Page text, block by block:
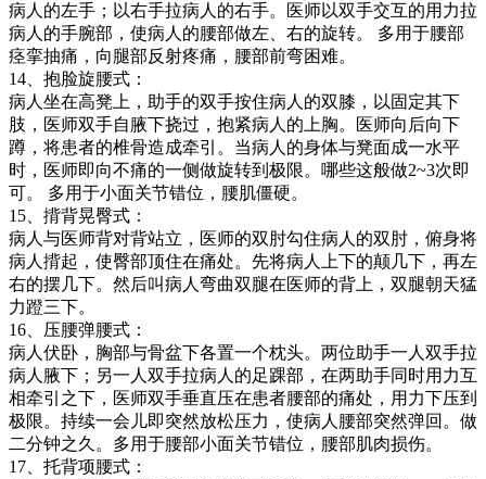
病人的左手；以右手拉病人的右手。医师以双手交互的用力拉
病人的手腕部，使病人的腰部做左、右的旋转。 多用于腰部
痉挛抽痛，向腿部反射疼痛，腰部前弯困难。
14、抱脸旋腰式：
病人坐在高凳上，助手的双手按住病人的双膝，以固定其下
肢，医师双手自腋下挠过，抱紧病人的上胸。医师向后向下
蹲，将患者的椎骨造成牵引。当病人的身体与凳面成一水平
时，医师即向不痛的一侧做旋转到极限。哪些这般做2~3次即
可。 多用于小面关节错位，腰肌僵硬。
15、揹背晃臀式：
病人与医师背对背站立，医师的双肘勾住病人的双肘，俯身将
病人揹起，使臀部顶住在痛处。先将病人上下的颠几下，再左
右的摆几下。然后叫病人弯曲双腿在医师的背上，双腿朝天猛
力蹬三下。
16、压腰弹腰式：
病人伏卧，胸部与骨盆下各置一个枕头。两位助手一人双手拉
病人腋下；另一人双手拉病人的足踝部，在两助手同时用力互
相牵引之下，医师双手垂直压在患者腰部的痛处，用力下压到
极限。持续一会儿即突然放松压力，使病人腰部突然弹回。做
二分钟之久。多用于腰部小面关节错位，腰部肌肉损伤。
17、托背项腰式：